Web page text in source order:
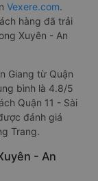
Vexere.com.
hàng đã trải
Xuyên - An
Giang từ Quận
bình là 4.8/5
Quận 11 - Sài
đánh giá
Trang.
- An